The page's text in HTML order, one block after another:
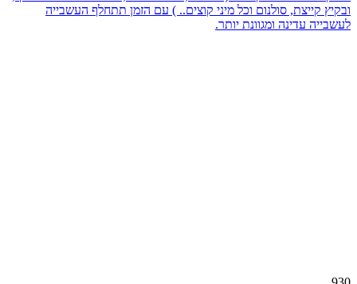
ובקיץ קייצת, סולנום וכל מיני קוצים.. ) עם הזמן תתחלף העשבייה
לעשבייה עדינה ומגוונת יותר.